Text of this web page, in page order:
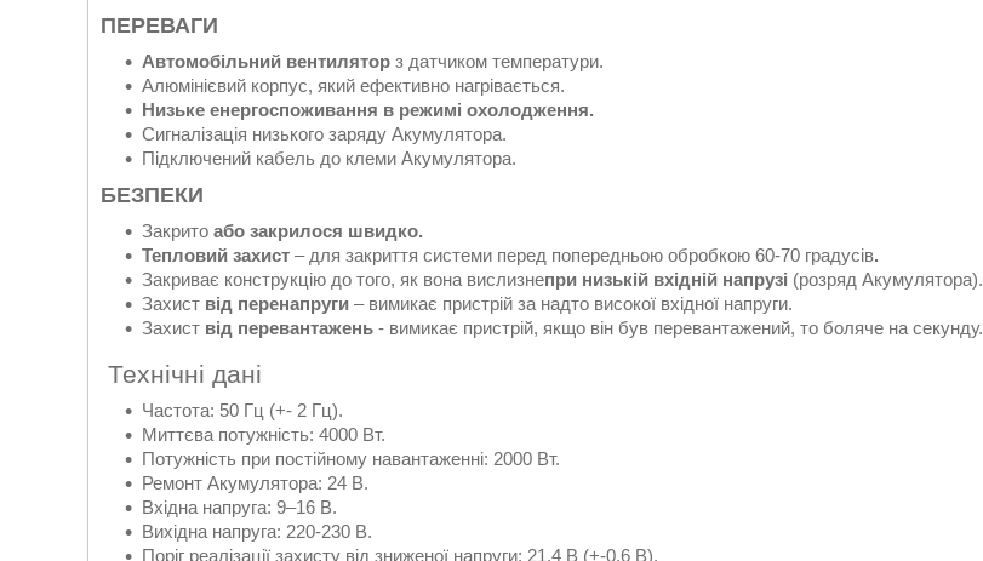
ПЕРЕВАГИ
Автомобільний вентилятор з датчиком температури.
Алюмінієвий корпус, який ефективно нагрівається.
Низьке енергоспоживання в режимі охолодження.
Сигналізація низького заряду Акумулятора.
Підключений кабель до клеми Акумулятора.
БЕЗПЕКИ
Закрито або закрилося швидко.
Тепловий захист – для закриття системи перед попередньою обробкою 60-70 градусів.
Закриває конструкцію до того, як вона вислизнепри низькій вхідній напрузі (розряд Акумулятора).
Захист від перенапруги – вимикає пристрій за надто високої вхідної напруги.
Захист від перевантажень - вимикає пристрій, якщо він був перевантажений, то боляче на секунду.
Технічні дані
Частота: 50 Гц (+- 2 Гц).
Миттєва потужність: 4000 Вт.
Потужність при постійному навантаженні: 2000 Вт.
Ремонт Акумулятора: 24 В.
Вхідна напруга: 9–16 В.
Вихідна напруга: 220-230 В.
Поріг реалізації захисту від зниженої напруги: 21,4 В (+-0,6 В).